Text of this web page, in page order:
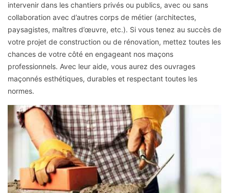
intervenir dans les chantiers privés ou publics, avec ou sans
collaboration avec d’autres corps de métier (architectes,
paysagistes, maîtres d’œuvre, etc.). Si vous tenez au succès de
votre projet de construction ou de rénovation, mettez toutes les
chances de votre côté en engageant nos maçons
professionnels. Avec leur aide, vous aurez des ouvrages
maçonnés esthétiques, durables et respectant toutes les
normes.